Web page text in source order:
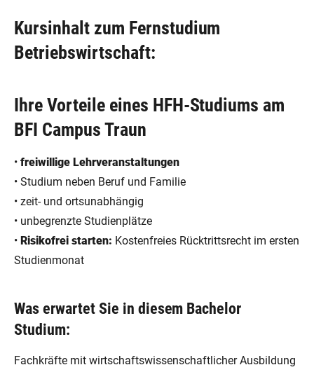
Kursinhalt zum Fernstudium
Betriebswirtschaft:
Ihre Vorteile eines HFH-Studiums am
BFI Campus Traun
• freiwillige Lehrveranstaltungen
• Studium neben Beruf und Familie
• zeit- und ortsunabhängig
• unbegrenzte Studienplätze
• Risikofrei starten: Kostenfreies Rücktrittsrecht im ersten
Studienmonat
Was erwartet Sie in diesem Bachelor
Studium:
Fachkräfte mit wirtschaftswissenschaftlicher Ausbildung